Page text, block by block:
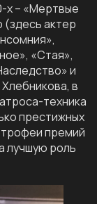
х – «Мертвые
(здесь актер
«Стая»,
и
в
техника
престижных
трофеи премий
лучшую роль